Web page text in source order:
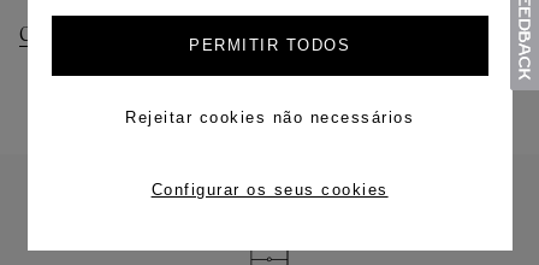
PERMITIR TODOS
Rejeitar cookies não necessários
Configurar os seus cookies
Consultar Entregas Consultar Devoluções